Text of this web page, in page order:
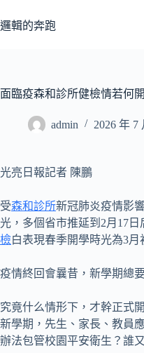
至
容
邏輯的奔跑
面臨疫森和診所健檢情若何
admin 2026 年 7
光亮日報記者 陳鵬
受森和診所新冠肺炎疫情影
光，多個省市推延到2月17
檢白表現春季開學時光為3月
疫情終回會曩昔，新學期總
究竟什么情形下，才幹正式
新學期，先生、家長、教員
辦法包管校園平安衛生？誰